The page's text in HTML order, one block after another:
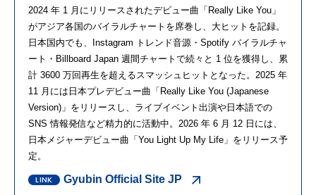
2024 年 1 ⽉にリリースされたデビュー曲「Really Like You」
がアジア各国のバイラルチャートを席巻し、⼤ヒットを記録。
⽇本国内でも、Instagram トレンド⾳源・Spotify バイラルチャ
ート・Billboard Japan 週間チャートで続々と 1 位を獲得し、累
計 3600 万回再⽣を超えるスマッシュヒットとなった。2025 年
11 ⽉には⽇本プレデビュー曲「Really Like You (Japanese
Version)」をリリースし、ライブイベント出演や⽇本語での
SNS 情報発信など精⼒的に活動中。2026 年 6 ⽉ 12 ⽇には、
⽇本メジャーデビュー曲「You Light Up My Life」をリリース予
定。
Gyubin Official Site JP